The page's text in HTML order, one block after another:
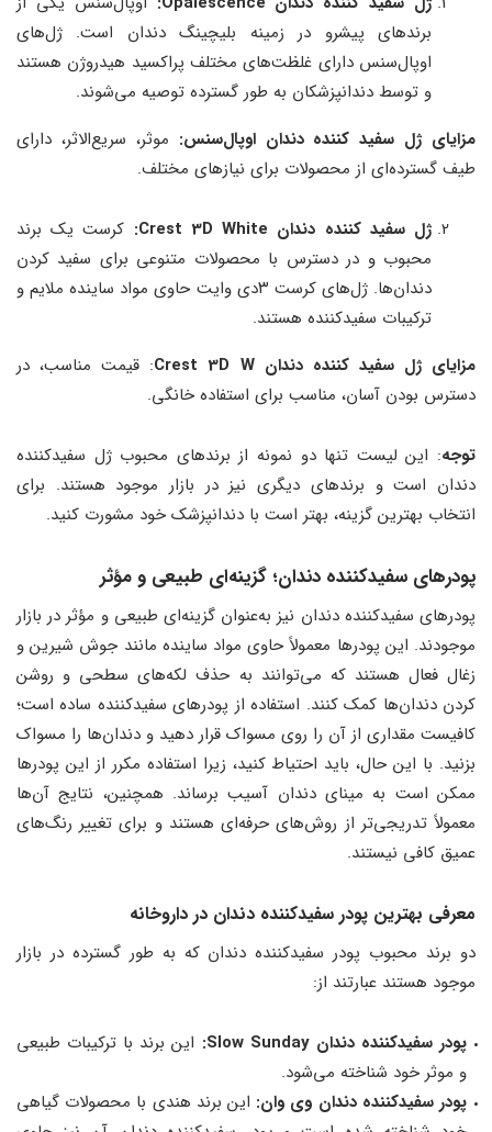
برندهای پیشرو در زمینه بلیچینگ دندان است. ژل‌های
اوپال‌سنس دارای غلظت‌های مختلف پراکسید هیدروژن هستند
و توسط دندانپزشکان به طور گسترده توصیه می‌شوند.
مزایای ژل سفید کننده دندان اوپال‌سنس: موثر، سریع‌الاثر، دارای
طیف گسترده‌ای از محصولات برای نیازهای مختلف.
ژل سفید کننده دندان Crest 3D White: کرست یک برند
محبوب و در دسترس با محصولات متنوعی برای سفید کردن
دندان‌ها. ژل‌های کرست ۳دی وایت حاوی مواد ساینده ملایم و
ترکیبات سفیدکننده هستند.
مزایای ژل سفید کننده دندانCrest 3D W: قیمت مناسب، در
دسترس بودن آسان، مناسب برای استفاده خانگی.
توجه: این لیست تنها دو نمونه از برندهای محبوب ژل سفیدکننده
دندان است و برندهای دیگری نیز در بازار موجود هستند. برای
انتخاب بهترین گزینه، بهتر است با دندانپزشک خود مشورت کنید.
پودرهای سفیدکننده دندان؛ گزینه‌ای طبیعی و مؤثر
پودرهای سفیدکننده دندان نیز به‌عنوان گزینه‌ای طبیعی و مؤثر در بازار
موجودند. این پودرها معمولاً حاوی مواد ساینده مانند جوش شیرین و
زغال فعال هستند که می‌توانند به حذف لکه‌های سطحی و روشن
کردن دندان‌ها کمک کنند. استفاده از پودرهای سفیدکننده ساده است؛
کافیست مقداری از آن را روی مسواک قرار دهید و دندان‌ها را مسواک
بزنید. با این حال، باید احتیاط کنید، زیرا استفاده مکرر از این پودرها
ممکن است به مینای دندان آسیب برساند. همچنین، نتایج آن‌ها
معمولاً تدریجی‌تر از روش‌های حرفه‌ای هستند و برای تغییر رنگ‌های
عمیق کافی نیستند.
معرفی بهترین پودر سفیدکننده دندان در داروخانه
دو برند محبوب پودر سفیدکننده دندان که به طور گسترده در بازار
موجود هستند عبارتند از:
پودر سفیدکننده دندانSlow Sunday: این برند با ترکیبات طبیعی
و موثر خود شناخته می‌شود.
پودر سفیدکننده دندان وی وان: این برند هندی با محصولات گیاهی